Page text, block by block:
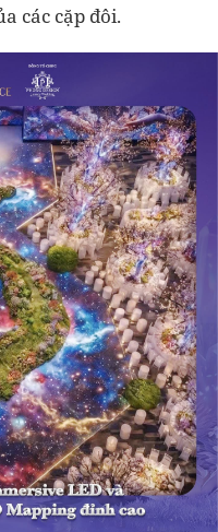
các cặp đôi.